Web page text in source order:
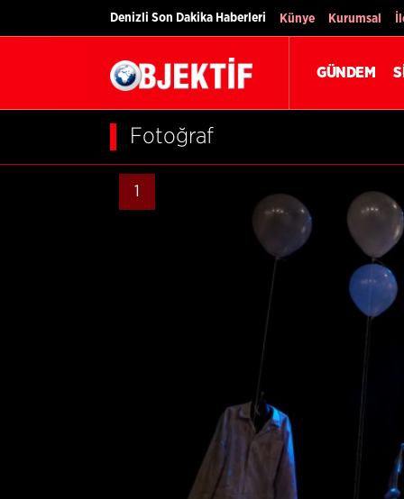
Denizli Son Dakika Haberleri Künye Kurumsal
GÜNDEM
Fotoğraf
1